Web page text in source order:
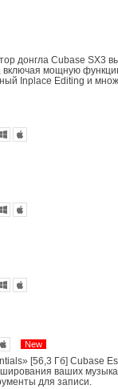
донгла Cubase SX3
мощную
Inplace Editing и
New
[56,3 Гб] Cubase
ваших
для записи.